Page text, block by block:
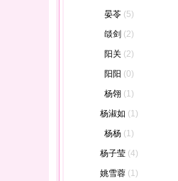
晏苓 (5)
燄剑 (2)
阳关 (2)
阳阳 (0)
杨翎 (1)
杨淑如 (1)
杨杨 (1)
杨子莹 (4)
姚雪蓉 (1)